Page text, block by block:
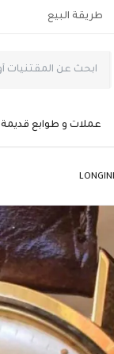
طريقة البيع
عملات و طوابع قديمة